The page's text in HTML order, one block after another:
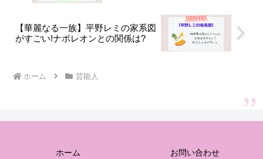
【華麗なる一族】平野レミの家系図
がすごい!ナポレオンとの関係は?
ホーム 芸能人
ホーム お問い合わせ